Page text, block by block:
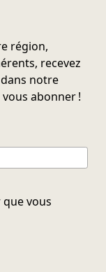
région,
recevez
notre
abonner !
vous